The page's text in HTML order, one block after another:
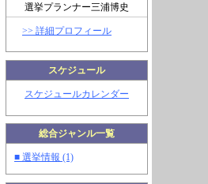
選挙プランナー三浦博史
>> 詳細プロフィール
スケジュール
スケジュールカレンダー
総合ジャンル一覧
■ 選挙情報 (1)